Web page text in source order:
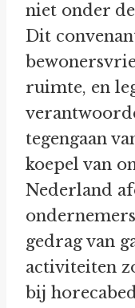
niet onder
Dit
ruimte, en
tegengaan
koepel van
Nederland
gedrag van
activiteiten
bij